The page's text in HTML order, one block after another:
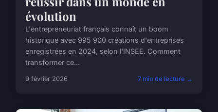
évolution
L'entrepreneuriat français connaît un boom
historique avec 995 900 créations d'entreprises
enregistrées en 2024, selon l'INSEE. Comment
transformer ce...
9 février 2026 7 min de lecture →